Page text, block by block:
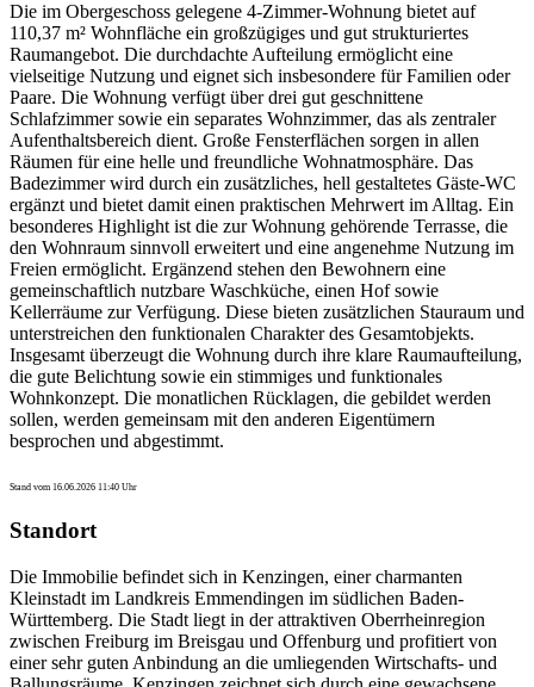
Die im Obergeschoss gelegene 4-Zimmer-Wohnung bietet auf
110,37 m² Wohnfläche ein großzügiges und gut strukturiertes
Raumangebot. Die durchdachte Aufteilung ermöglicht eine
vielseitige Nutzung und eignet sich insbesondere für Familien oder
Paare. Die Wohnung verfügt über drei gut geschnittene
Schlafzimmer sowie ein separates Wohnzimmer, das als zentraler
Aufenthaltsbereich dient. Große Fensterflächen sorgen in allen
Räumen für eine helle und freundliche Wohnatmosphäre. Das
Badezimmer wird durch ein zusätzliches, hell gestaltetes Gäste-WC
ergänzt und bietet damit einen praktischen Mehrwert im Alltag. Ein
besonderes Highlight ist die zur Wohnung gehörende Terrasse, die
den Wohnraum sinnvoll erweitert und eine angenehme Nutzung im
Freien ermöglicht. Ergänzend stehen den Bewohnern eine
gemeinschaftlich nutzbare Waschküche, einen Hof sowie
Kellerräume zur Verfügung. Diese bieten zusätzlichen Stauraum und
unterstreichen den funktionalen Charakter des Gesamtobjekts.
Insgesamt überzeugt die Wohnung durch ihre klare Raumaufteilung,
die gute Belichtung sowie ein stimmiges und funktionales
Wohnkonzept. Die monatlichen Rücklagen, die gebildet werden
sollen, werden gemeinsam mit den anderen Eigentümern
besprochen und abgestimmt.
Stand vom 16.06.2026 11:40 Uhr
Standort
Die Immobilie befindet sich in Kenzingen, einer charmanten
Kleinstadt im Landkreis Emmendingen im südlichen Baden-
Württemberg. Die Stadt liegt in der attraktiven Oberrheinregion
zwischen Freiburg im Breisgau und Offenburg und profitiert von
einer sehr guten Anbindung an die umliegenden Wirtschafts- und